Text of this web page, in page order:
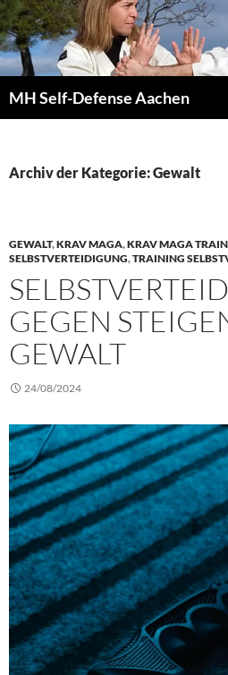
Zum
Inhalt
springen
MH Self-Defense Aachen
Archiv der Kategorie: Gewalt
GEWALT,KRAV MAGA,KRAV MAGA
SELBSTVERTEIDIGUNG,TRAINING
GEGEN
GEWALT
24/08/2024